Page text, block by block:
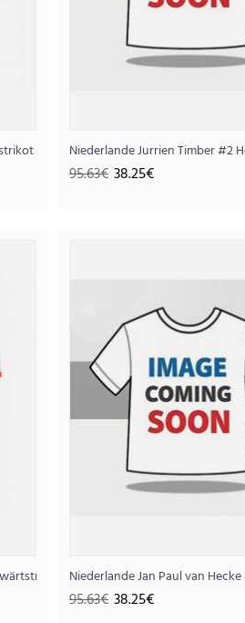
..
Bart Verbruggen #1
105.63€
WM 2026 Kurzarm
Niederlande Jurrien Timber #2
95.63€ 38.25€
WM 2026 Kurzarm
Niederlande Jan Paul van
95.63€ 38.25€